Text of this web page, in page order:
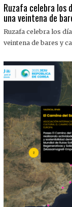
J
U
I
O
0
2
5
Ruzafa celebra los
una veintena de
Ruzafa celebra los
veintena de bares y